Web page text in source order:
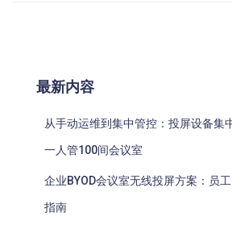
最新内容
从手动运维到集中管控：投屏设备集
一人管100间会议室
企业BYOD会议室无线投屏方案：员
指南